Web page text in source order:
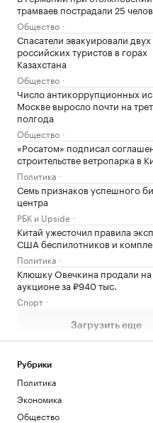
трамваев пострадали 25
Общество
Спасатели эвакуировали двух
российских туристов в горах
Казахстана
Общество
Число антикоррупционных
Москве выросло почти на
полгода
Общество
«Росатом» подписал
строительстве ветропарка в
Политика
Семь признаков успешного
центра
РБК и Upside
Китай ужесточил правила
США беспилотников и
Политика
Клюшку Овечкина продали на
аукционе за ₽940 тыс.
Спорт
Загрузить еще
Рубрики
Политика
Экономика
Общество